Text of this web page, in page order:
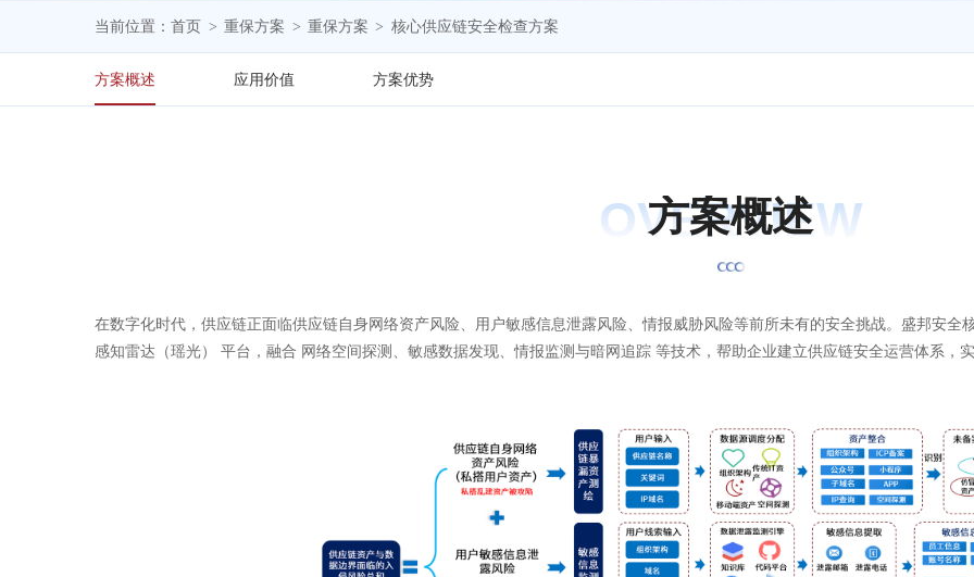
当前位置：首页 > 重保方案 > 重保方案 > 核心供应链安全检查方案
方案概述 应用价值 方案优势
OVERVIEW
方案概述
在数字化时代，供应链正面临供应链自身网络资产风险、用户敏感信息泄露风险、情报威胁风险等前所未有的安全挑战。盛邦安
感知雷达（瑶光） 平台，融合 网络空间探测、敏感数据发现、情报监测与暗网追踪 等技术，帮助企业建立供应链安全运营体系，